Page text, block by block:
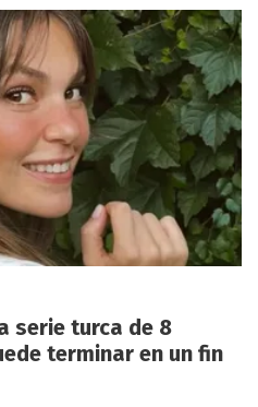
serie turca de 8
terminar en un fin